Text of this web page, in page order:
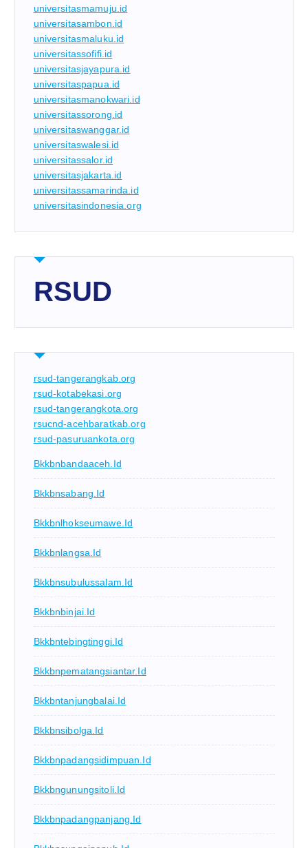
universitasmamuju.id
universitasambon.id
universitasmaluku.id
universitassofifi.id
universitasjayapura.id
universitaspapua.id
universitasmanokwari.id
universitassorong.id
universitaswanggar.id
universitaswalesi.id
universitassalor.id
universitasjakarta.id
universitassamarinda.id
universitasindonesia.org
RSUD
rsud-tangerangkab.org
rsud-kotabekasi.org
rsud-tangerangkota.org
rsucnd-acehbaratkab.org
rsud-pasuruankota.org
Bkkbnbandaaceh.id
Bkkbnsabang.id
Bkkbnlhokseumawe.id
Bkkbnlangsa.id
Bkkbnsubulussalam.id
Bkkbnbinjai.id
Bkkbntebingtinggi.id
Bkkbnpematangsiantar.id
Bkkbntanjungbalai.id
Bkkbnsibolga.id
Bkkbnpadangsidimpuan.id
Bkkbngunungsitoli.id
Bkkbnpadangpanjang.id